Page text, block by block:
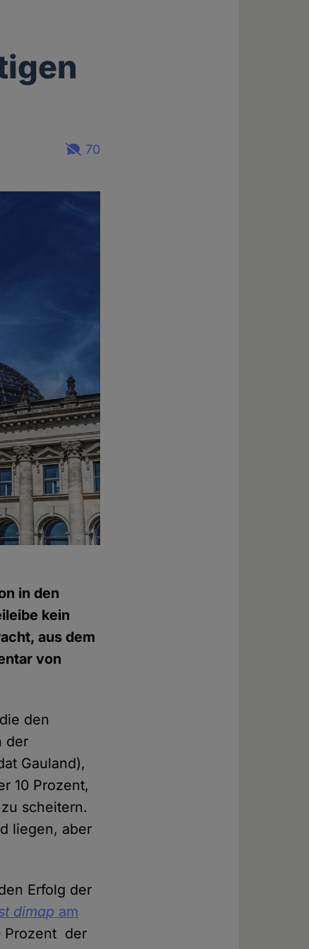
70
in den
kein
aus dem
von
den
der
Gauland),
10 Prozent,
scheitern.
liegen, aber
Erfolg der
dimap am
Prozent der